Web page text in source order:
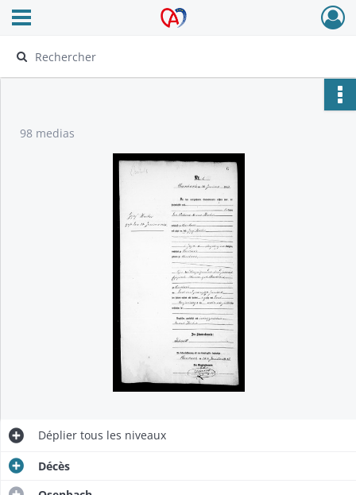
Archives Alsace - Colmar
Ouvrir le menu déroulant
98 medias
Déplier tous les niveaux
Décès